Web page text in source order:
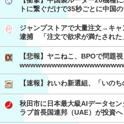
トに繋ぐだけで35秒ごとに中国
ジャンプストアで大量注文→キャ
逮捕 「注文で欲求が満たされた
【悲報】ヤニねこ、BPOで問題
【速報】れいわ新選組、「いの
秋田市に日本最大級AIデータセ
ラブ首長国連邦（UAE）が投資